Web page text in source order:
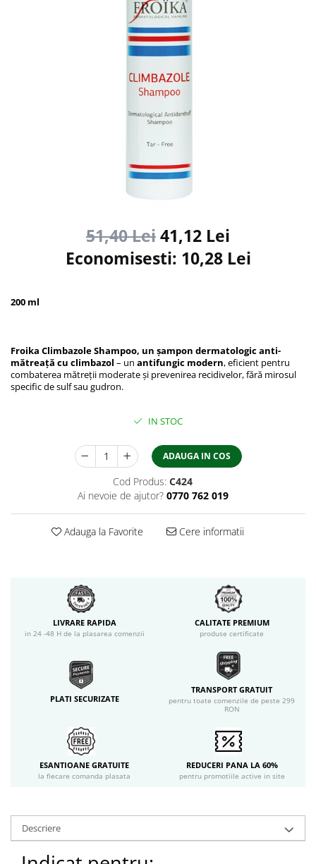
51,40 Lei41,12 Lei
Economisesti: 10,28 Lei
200 ml
Froika Climbazole Shampoo, un ​șampon dermatologic anti-
mătreață cu climbazol – un antifungic modern, eficient pentru
combaterea mătreții moderate și prevenirea recidivelor, fără mirosul
specific de sulf sau gudron.
IN STOC
ADAUGA IN COS
Cod Produs: C424
Ai nevoie de ajutor? 0770 762 019
Adauga la Favorite Cere informatii
LIVRARE RAPIDA
in 24 -48 H de la plasarea comenzii
CALITATE PREMIUM
produse certificate
PLATI SECURIZATE
TRANSPORT GRATUIT
pentru toate comenzile de peste 299
RON
ESANTIOANE GRATUITE
la fiecare comanda plasata
REDUCERI PANA LA 60%
pentru promotiile active in site
Descriere